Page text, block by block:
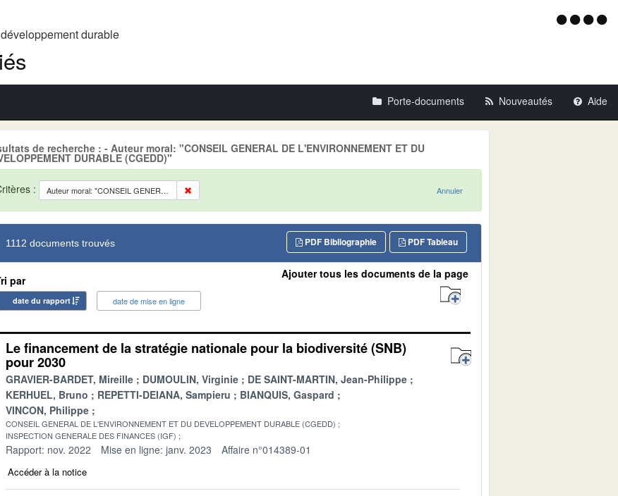
durable Menu
Porte-documents Nouveautés Aide
de recherche : - Auteur moral: "CONSEIL GENERAL DE L'ENVIRONNEMENT ET DU
DURABLE (CGEDD)"
: Auteur moral: "CONSEIL GENERAL DE L'ENVIRONNEMENT ET DU DEVELOPPEMENT DURABLE (CGEDD)" Annuler
1112 documents trouvés PDF Tableau
PDF Bibliographie
par
date du rapport date de mise en ligne
Ajouter tous les documents de la page
Le financement de la stratégie nationale pour la biodiversité (SNB)
pour 2030
GRAVIER-BARDET, Mireille DUMOULIN, Virginie
DE SAINT-MARTIN, Jean-Philippe
KERHUEL, Bruno
REPETTI-DEIANA, Sampieru
BIANQUIS, Gaspard
VINCON, Philippe
CONSEIL GENERAL DE L'ENVIRONNEMENT ET DU DEVELOPPEMENT DURABLE (CGEDD)
INSPECTION GENERALE DES FINANCES (IGF)
Rapport: nov. 2022 Mise en ligne: janv. 2023 Affaire n°014389-01
Accéder à la notice